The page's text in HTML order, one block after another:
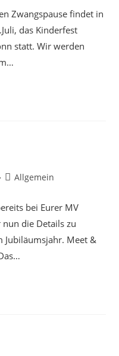
Zwangspause findet in
das Kinderfest
statt. Wir werden
Allgemein
bei Eurer MV
die Details zu
Jubiläumsjahr. Meet &